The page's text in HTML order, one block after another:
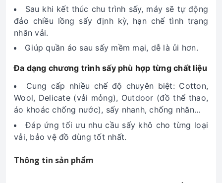
Sau khi kết thúc chu trình sấy, máy sẽ tự động
đảo chiều lồng sấy định kỳ, hạn chế tình trạng
nhăn vải.
Giúp quần áo sau sấy mềm mại, dễ là ủi hơn.
Đa dạng chương trình sấy phù hợp từng chất liệu
Cung cấp nhiều chế độ chuyên biệt: Cotton,
Wool, Delicate (vải mỏng), Outdoor (đồ thể thao,
áo khoác chống nước), sấy nhanh, chống nhăn…
Đáp ứng tối ưu nhu cầu sấy khô cho từng loại
vải, bảo vệ đồ dùng tốt nhất.
Thông tin sản phẩm